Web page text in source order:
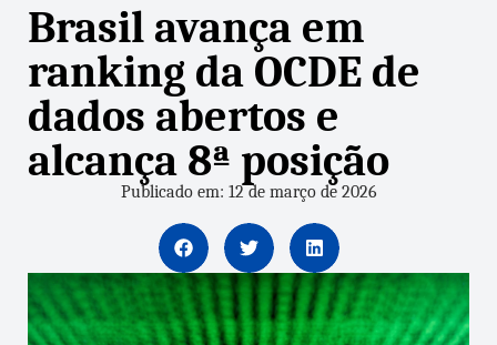
Brasil avança em
ranking da OCDE de
dados abertos e
alcança 8ª posição
Publicado em: 12 de março de 2026